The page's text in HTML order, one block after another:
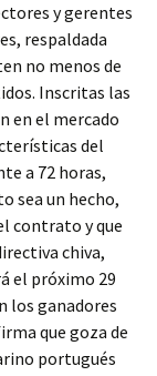
y gerentes
respaldada
no menos de
Inscritas las
en el mercado
del
a 72 horas,
sea un hecho,
contrato y que
chiva,
el próximo 29
los ganadores
que goza de
portugués